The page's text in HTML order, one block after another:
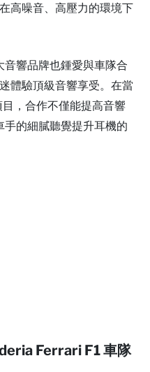
高噪音、高壓力的環境下
音響品牌也鍾愛與車隊合
體驗頂級音響享受。在當
，合作不僅能提高音響
手的細膩聽覺提升耳機的
Ferrari F1 車隊